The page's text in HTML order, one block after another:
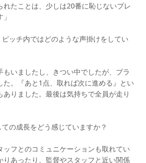
れたことは、少しは20番に恥じないプレ
ッチ内ではどのような声掛けをしてい
もいましたし、きつい中でしたが、プラ
た。『あと1点、取れば次に進める』とい
ありました。最後は気持ちで全員が走り
の成長をどう感じていますか？
ッフとのコミュニケーションも取れてい
りあったり、監督やスタッフと近い関係